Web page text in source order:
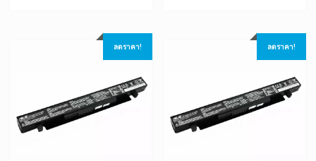
ลดราคา! ลดราคา!